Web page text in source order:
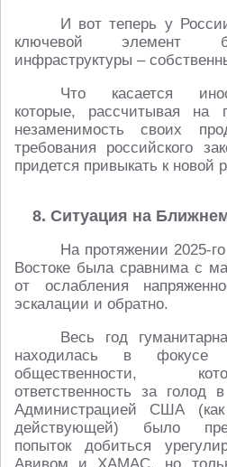
И вот теперь у
ключевой элемент
инфраструктуры –
Что касается
которые, рассчитывая на
незаменимость своих
требования российского
придется привыкать к новой
8. Ситуация на
На протяжении 2025-
Востоке была сравнима с
от ослабления
эскалации и обратно.
Весь год
находилась в фокусе
общественности,
ответственность за голод
Администрацией США
действующей) было
попыток добиться